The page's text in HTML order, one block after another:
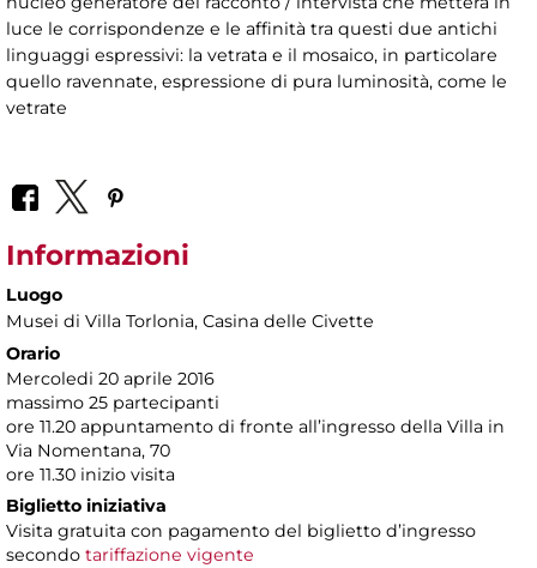
luce le corrispondenze e le affinità tra questi due antichi
linguaggi espressivi: la vetrata e il mosaico, in particolare
quello ravennate, espressione di pura luminosità, come le
vetrate
Informazioni
Luogo
Musei di Villa Torlonia, Casina delle Civette
Orario
Mercoledi 20 aprile 2016
massimo 25 partecipanti
ore 11.20 appuntamento di fronte all’ingresso della Villa in
Via Nomentana, 70
ore 11.30 inizio visita
Biglietto iniziativa
Visita gratuita con pagamento del biglietto d’ingresso
secondo tariffazione vigente